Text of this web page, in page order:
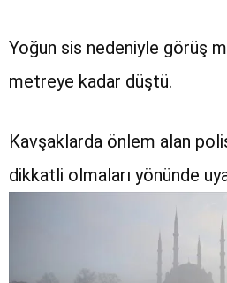
Yoğun sis nedeniyle görüş
metreye kadar düştü.
Kavşaklarda önlem alan
dikkatli olmaları yönünde